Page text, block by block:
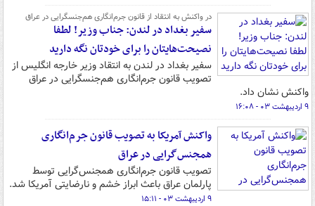
در واکنش به انتقاد از قانون جرم‌انگاری هم‌جنسگرایی در عراق
سفیر بغداد در لندن: جناب وزیر! لطفا
نصیحت‌هایتان را برای خودتان نگه دارید
سفیر بغداد در لندن به انتقاد وزیر خارجه انگلیس از
تصویب قانون جرم‌انگاری هم‌جنسگرایی در عراق
واکنش نشان داد.
۹ اردیبهشت ۰۳ - ۱۶:۰۸
واکنش آمریکا به تصویب قانون جرم‌انگاری
همجنس‌گرایی در عراق
تصویب قانون جرم‌انگاری همجنس‌گرایی توسط
پارلمان عراق باعث ابراز خشم و نارضایتی آمریکا شد.
۹ اردیبهشت ۰۳ - ۱۵:۱۱